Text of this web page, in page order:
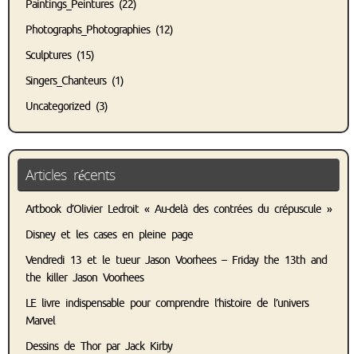
Paintings_Peintures(22)
Photographs_Photographies(12)
Sculptures(15)
Singers_Chanteurs(1)
Uncategorized (3)
Articles récents
Artbook d’Olivier Ledroit « Au-delà des contrées du crépuscule »
Disney et les cases en pleine page
Vendredi 13 et le tueur Jason Voorhees – Friday the 13th and
the killer Jason Voorhees
LE livre indispensable pour comprendre l’histoire de l’univers
Marvel
Dessins de Thor par Jack Kirby